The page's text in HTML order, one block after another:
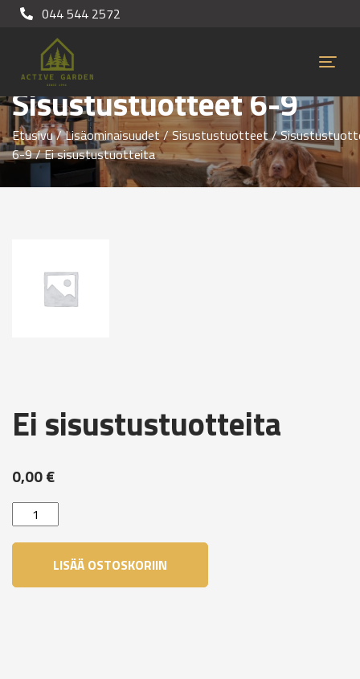
044 544 2572
Sisustustuotteet 6-9
Etusivu/Lisäominaisuudet/Sisustustuotteet/
6-9/ Ei sisustustuotteita
Ei sisustustuotteita
0,00€
sisustustuotteita
määrä
LISÄÄ OSTOSKORIIN